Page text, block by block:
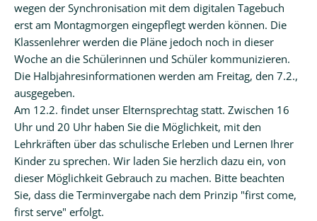
wegen der Synchronisation mit dem digitalen Tagebuch
erst am Montagmorgen eingepflegt werden können. Die
Klassenlehrer werden die Pläne jedoch noch in dieser
Woche an die Schülerinnen und Schüler kommunizieren.
Die Halbjahresinformationen werden am Freitag, den 7.2.,
ausgegeben.
Am 12.2. findet unser Elternsprechtag statt. Zwischen 16
Uhr und 20 Uhr haben Sie die Möglichkeit, mit den
Lehrkräften über das schulische Erleben und Lernen Ihrer
Kinder zu sprechen. Wir laden Sie herzlich dazu ein, von
dieser Möglichkeit Gebrauch zu machen. Bitte beachten
Sie, dass die Terminvergabe nach dem Prinzip "first come,
first serve" erfolgt.